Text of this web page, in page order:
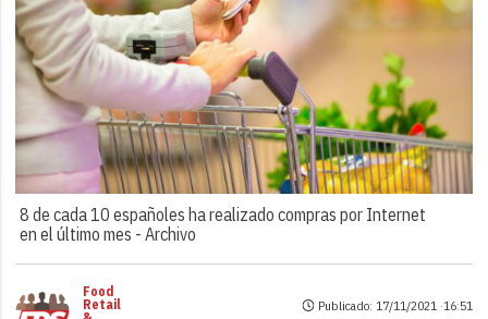
8 de cada 10 españoles ha realizado compras por Internet
en el último mes -Archivo
Food
Retail
Publicado: 17/11/2021 ·16:51